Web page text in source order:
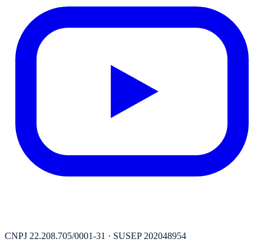
CNPJ 22.208.705/0001-31 · SUSEP 202048954